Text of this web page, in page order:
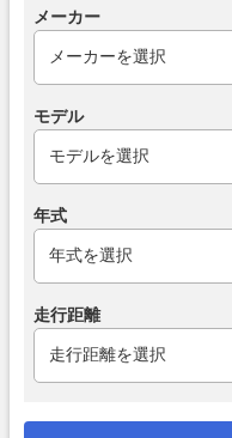
【サクッと読める！現行輸
イク図鑑】
webオートバイ
メーカー
モデル
年式
走行距離